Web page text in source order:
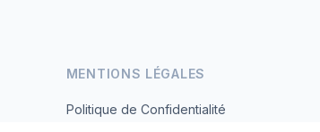
MENTIONS LÉGALES
Politique de Confidentialité